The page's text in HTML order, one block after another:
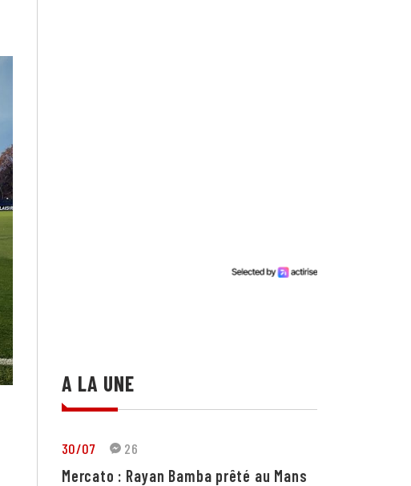
A LA UNE
30/07 26
Mercato : Rayan Bamba prêté au Mans